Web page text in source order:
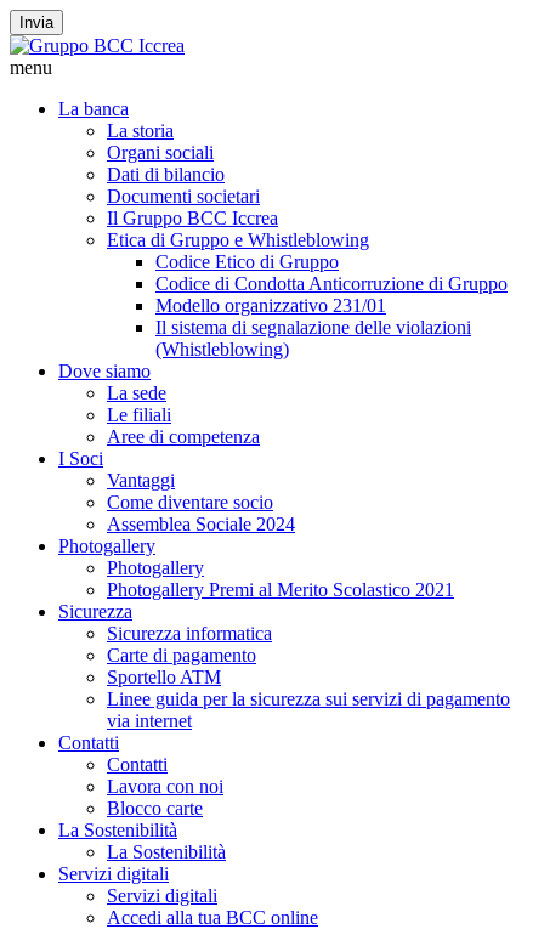
Invia
menu
La banca
La storia
Organi sociali
Dati di bilancio
Documenti societari
Il Gruppo BCC Iccrea
Etica di Gruppo e Whistleblowing
Codice Etico di Gruppo
Codice di Condotta Anticorruzione di Gruppo
Modello organizzativo 231/01
Il sistema di segnalazione delle violazioni
(Whistleblowing)
Dove siamo
La sede
Le filiali
Aree di competenza
I Soci
Vantaggi
Come diventare socio
Assemblea Sociale 2024
Photogallery
Photogallery
Photogallery Premi al Merito Scolastico 2021
Sicurezza
Sicurezza informatica
Carte di pagamento
Sportello ATM
Linee guida per la sicurezza sui servizi di pagamento
via internet
Contatti
Contatti
Lavora con noi
Blocco carte
La Sostenibilità
La Sostenibilità
Servizi digitali
Servizi digitali
Accedi alla tua BCC online